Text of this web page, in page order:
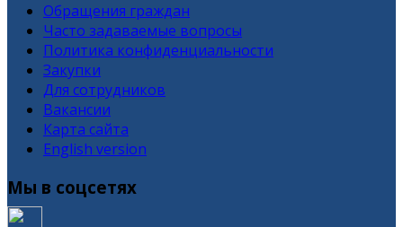
Обращения граждан
Часто задаваемые вопросы
Политика конфиденциальности
Закупки
Для сотрудников
Вакансии
Карта сайта
English version
Мы в соцсетях